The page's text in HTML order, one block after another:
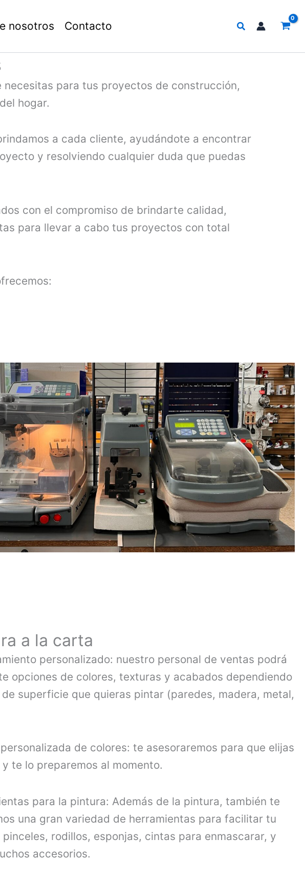
nosotros Contacto Buscar
para tus proyectos de construcción,
hogar.
a cada cliente, ayudándote a encontrar
y resolviendo cualquier duda que puedas
con el compromiso de brindarte calidad,
para llevar a cabo tus proyectos con total
a la carta
personalizado: nuestro personal de ventas podrá
opciones de colores, texturas y acabados dependiendo
superficie que quieras pintar (paredes, madera, metal,
de colores: te asesoraremos para que elijas
te lo preparemos al momento.
para la pintura: Además de la pintura, también te
una gran variedad de herramientas para facilitar tu
rodillos, esponjas, cintas para enmascarar, y
accesorios.